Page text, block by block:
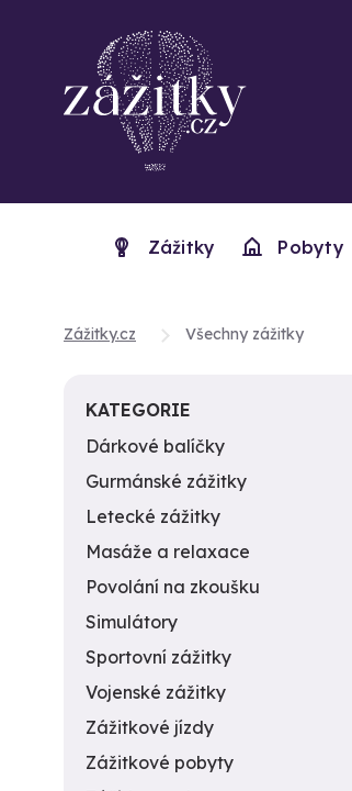
Zážitky Pobyty
Zážitky.cz Všechny zážitky
KATEGORIE
Dárkové balíčky
Gurmánské zážitky
Letecké zážitky
Masáže a relaxace
Povolání na zkoušku
Simulátory
Sportovní zážitky
Vojenské zážitky
Zážitkové jízdy
Zážitkové pobyty